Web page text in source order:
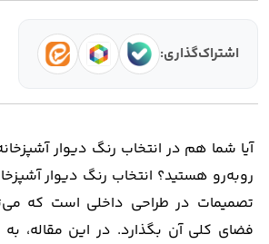
اشتراک‌گذاری:
آیا شما هم در انتخاب رنگ دیوار
روبه‌رو هستید؟ انتخاب رنگ دیوار
تصمیمات در طراحی داخلی است که
فضای کلی آن بگذارد. در این مقاله،